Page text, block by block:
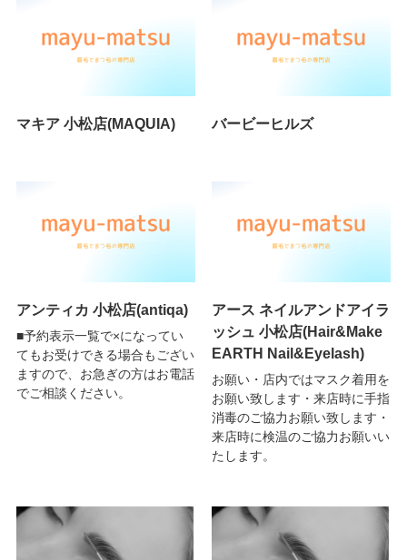
マキア 小松店(MAQUIA) バービーヒルズ
アンティカ 小松店(antiqa)
■予約表示一覧で×になってい
てもお受けできる場合もござい
ますので、お急ぎの方はお電話
でご相談ください。
アース ネイルアンドアイラ
ッシュ 小松店(Hair&Make
EARTH Nail&Eyelash)
お願い・店内ではマスク着用を
お願い致します・来店時に手指
消毒のご協力お願い致します・
来店時に検温のご協力お願いい
たします。